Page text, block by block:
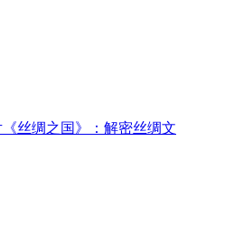
丝绸之国》：解密丝绸文